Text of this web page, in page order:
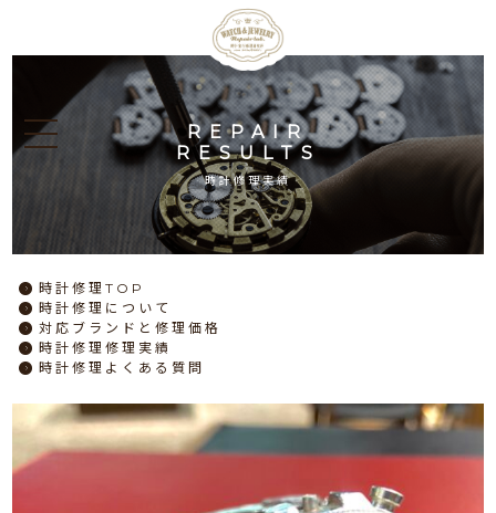
REPAIR
RESULTS
時計修理実績
時計修理TOP
時計修理 について
対応ブランドと修理価格
時計修理修理実績
時計修理 よくある質問